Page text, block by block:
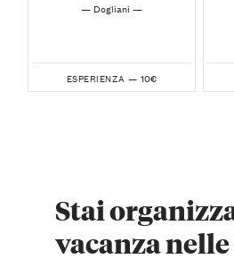
— Dogliani —
ESPERIENZA — 10€
Stai
vacanza